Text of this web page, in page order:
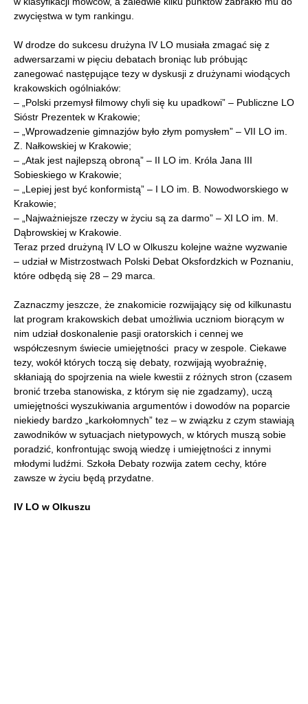
zwycięstwa w tym rankingu.
W drodze do sukcesu drużyna IV LO musiała zmagać się z
adwersarzami w pięciu debatach broniąc lub próbując
zanegować następujące tezy w dyskusji z drużynami wiodących
krakowskich ogólniaków:
– „Polski przemysł filmowy chyli się ku upadkowi” – Publiczne LO
Sióstr Prezentek w Krakowie;
– „Wprowadzenie gimnazjów było złym pomysłem” – VII LO im.
Z. Nałkowskiej w Krakowie;
– „Atak jest najlepszą obroną” – II LO im. Króla Jana III
Sobieskiego w Krakowie;
– „Lepiej jest być konformistą” – I LO im. B. Nowodworskiego w
Krakowie;
– „Najważniejsze rzeczy w życiu są za darmo” – XI LO im. M.
Dąbrowskiej w Krakowie.
Teraz przed drużyną IV LO w Olkuszu kolejne ważne wyzwanie
– udział w Mistrzostwach Polski Debat Oksfordzkich w Poznaniu,
które odbędą się 28 – 29 marca.
Zaznaczmy jeszcze, że znakomicie rozwijający się od kilkunastu
lat program krakowskich debat umożliwia uczniom biorącym w
nim udział doskonalenie pasji oratorskich i cennej we
współczesnym świecie umiejętności pracy w zespole. Ciekawe
tezy, wokół których toczą się debaty, rozwijają wyobraźnię,
skłaniają do spojrzenia na wiele kwestii z różnych stron (czasem
bronić trzeba stanowiska, z którym się nie zgadzamy), uczą
umiejętności wyszukiwania argumentów i dowodów na poparcie
niekiedy bardzo „karkołomnych” tez – w związku z czym stawiają
zawodników w sytuacjach nietypowych, w których muszą sobie
poradzić, konfrontując swoją wiedzę i umiejętności z innymi
młodymi ludźmi. Szkoła Debaty rozwija zatem cechy, które
zawsze w życiu będą przydatne.
IV LO w Olkuszu